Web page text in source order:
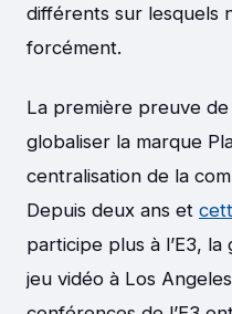
différents sur lesquels
forcément.
La première preuve
globaliser la marque
centralisation de la
Depuis deux ans et
participe plus à l’E3,
jeu vidéo à Los